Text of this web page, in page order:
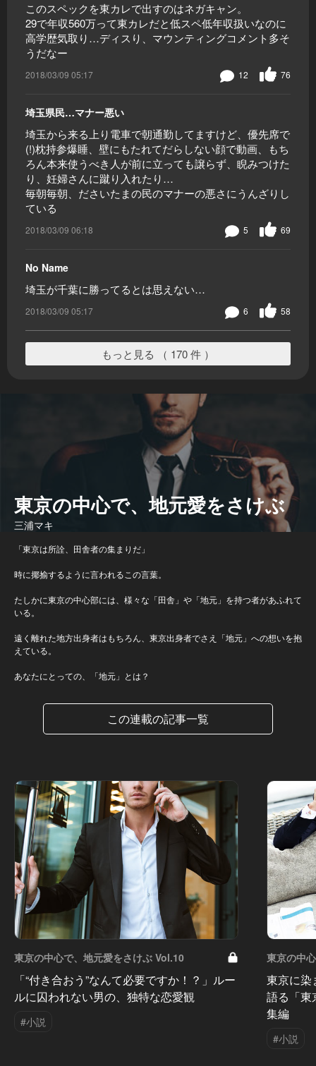
このスペックを東カレで出すのはネガキャン。
29で年収560万って東カレだと低スペ低年収扱いなのに
高学歴気取り…ディスり、マウンティングコメント多そ
うだなー
2018/03/09 05:17 76
12
埼玉県民…マナー悪い
埼玉から来る上り電車で朝通勤してますけど、優先席で
(!)枕持参爆睡、壁にもたれてだらしない顔で動画、もち
ろん本来使うべき人が前に立っても譲らず、睨みつけた
り、妊婦さんに蹴り入れたり…
毎朝毎朝、ださいたまの民のマナーの悪さにうんざりし
ている
2018/03/09 06:18 69
5
No Name
埼玉が千葉に勝ってるとは思えない…
2018/03/09 05:17 58
6
もっと見る （ 170 件 ）
東京の中心で、地元愛をさけぶ
三浦マキ
「東京は所詮、田舎者の集まりだ」
時に揶揄するように言われるこの言葉。
たしかに東京の中心部には、様々な「田舎」や「地元」を持つ者があふれて
いる。
遠く離れた地方出身者はもちろん、東京出身者でさえ「地元」への想いを抱
えている。
あなたにとっての、「地元」とは？
この連載の記事一覧
東京の中心で、地元愛をさけぶ Vol.10
「“付き合おう”なんて必要ですか！？」ルー
ルに囚われない男の、独特な恋愛観
#小説
東京の中
東京に染
語る「東
集編
#小説